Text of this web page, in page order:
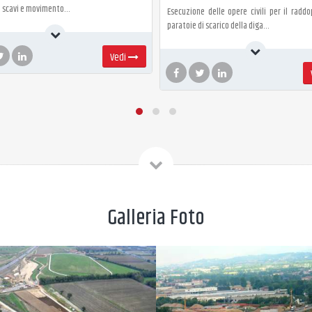
e movimento…
Vedi
Esecuzione delle opere civili per il
paratoie di scarico della diga…
Galleria Foto